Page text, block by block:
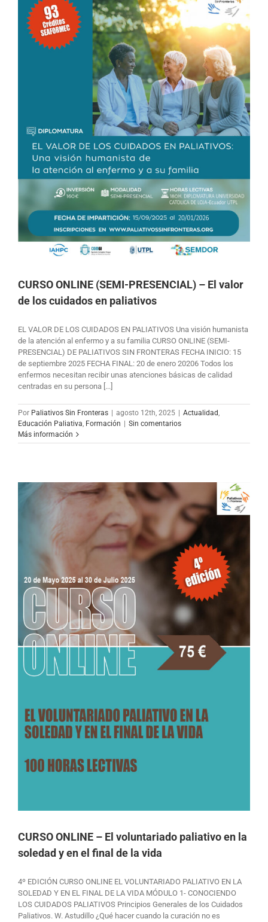
CURSO ONLINE (SEMI-PRESENCIAL) – El valor
de los cuidados en paliativos
EL VALOR DE LOS CUIDADOS EN PALIATIVOS Una visión humanista
de la atención al enfermo y a su familia CURSO ONLINE (SEMI-
PRESENCIAL) DE PALIATIVOS SIN FRONTERAS FECHA INICIO: 15
de septiembre 2025 FECHA FINAL: 20 de enero 20206 Todos los
enfermos necesitan recibir unas atenciones básicas de calidad
centradas en su persona [...]
Por Paliativos Sin Fronteras agosto 12th, 2025 Actualidad,
Educación Paliativa, Formación
Sin comentarios
Más información
CURSO ONLINE – El voluntariado paliativo en la
soledad y en el final de la vida
4º EDICIÓN CURSO ONLINE EL VOLUNTARIADO PALIATIVO EN LA
SOLEDAD Y EN EL FINAL DE LA VIDA MÓDULO 1- CONOCIENDO
LOS CUIDADOS PALIATIVOS Principios Generales de los Cuidados
Paliativos. W. Astudillo ¿Qué hacer cuando la curación no es